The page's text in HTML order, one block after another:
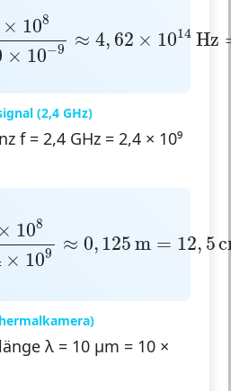
× 108
× 10−9 ≈ 4, 62 × 1014 Hz
650×10
(2,4 GHz)
f = 2,4 GHz = 2,4 × 10⁹
× 108
× 109 ≈ 0,125m = 12, 5
,4×10
λ = 10 μm = 10 ×